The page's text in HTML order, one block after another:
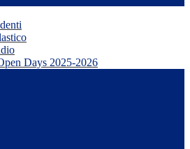
Days 2025-2026